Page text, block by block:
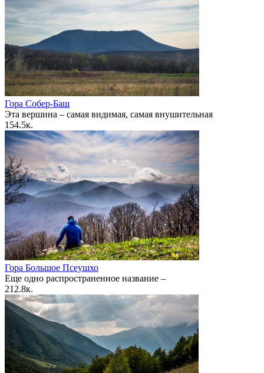
Гора Собер-Баш
Эта вершина – самая видимая, самая внушительная
1 54.5к.
Гора Большое Псеушхо
Еще одно распространенное название –
212.8к.